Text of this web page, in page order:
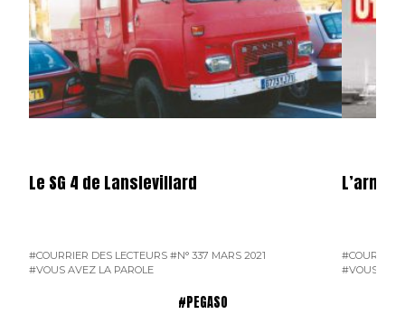
Le SG 4 de Lanslevillard
#COURRIER DES LECTEURS #N° 337 MARS 2021
#VOUS AVEZ LA PAROLE
#COURRIER
#VOUS
#PEGASO